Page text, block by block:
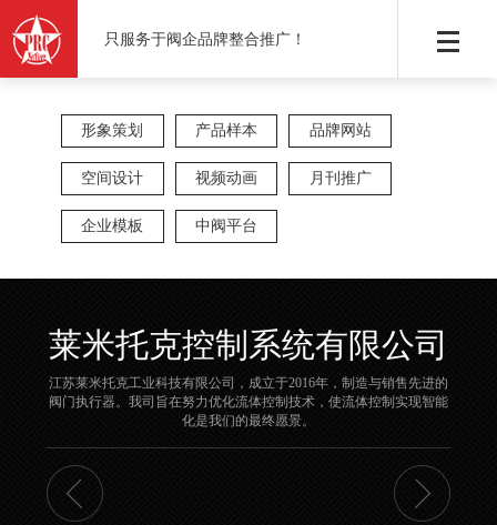
只服务于阀企品牌整合推广！
形象策划 产品样本 品牌网站
空间设计 视频动画 月刊推广
企业模板 中阀平台
莱米托克控制系统有限公司
江苏莱米托克工业科技有限公司，成立于2016年，制造与销售先进的
阀门执行器。我司旨在努力优化流体控制技术，使流体控制实现智能
化是我们的最终愿景。